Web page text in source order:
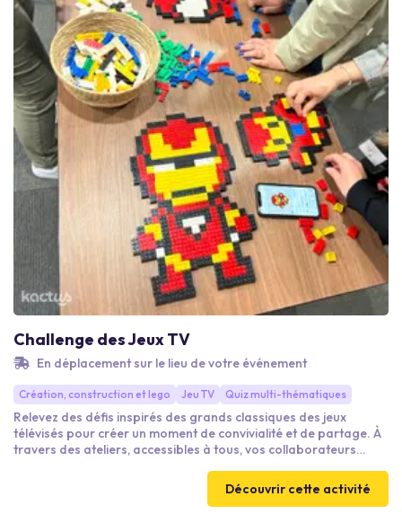
Challenge des Jeux TV
En déplacement sur le lieu de votre événement
Création, construction et lego Jeu TV Quiz multi-thématiques
Relevez des défis inspirés des grands classiques des jeux
télévisés pour créer un moment de convivialité et de partage. À
travers des ateliers, accessibles à tous, vos collaborateurs
dynamiser vos temps collectifs. Réflexion, agilité,
communication, créativité…Chaque défi met en lumière les
Découvrir cette activité